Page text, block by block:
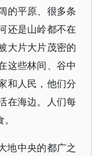
的平原、很多条
还是山岭都不在
大片大片茂密的
这些林间、谷中
和人民，他们分
在海边。人们每
地中央的都广之